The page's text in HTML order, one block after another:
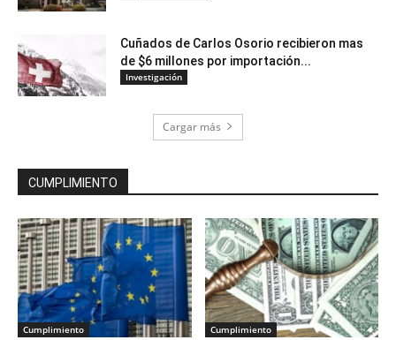
Cuñados de Carlos Osorio recibieron mas
de $6 millones por importación...
Investigación
Cargar más
CUMPLIMIENTO
Cumplimiento Cumplimiento